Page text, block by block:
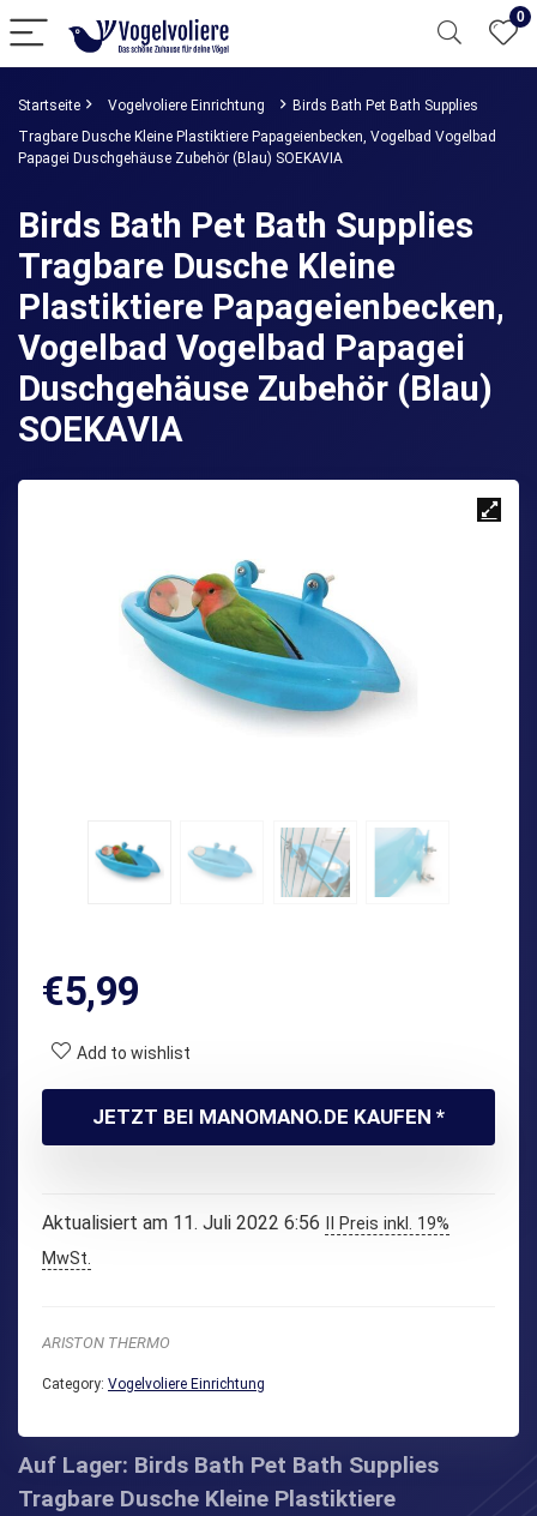
0
Startseite Vogelvoliere Einrichtung
Birds Bath Pet Bath Supplies
Tragbare Dusche Kleine Plastiktiere Papageienbecken, Vogelbad Vogelbad
Papagei Duschgehäuse Zubehör (Blau) SOEKAVIA
Birds Bath Pet Bath Supplies
Tragbare Dusche Kleine
Plastiktiere Papageienbecken,
Vogelbad Vogelbad Papagei
Duschgehäuse Zubehör (Blau)
SOEKAVIA
€5,99
Add to wishlist
JETZT BEI MANOMANO.DE KAUFEN *
Aktualisiert am 11. Juli 2022 6:56
II Preis inkl. 19%
MwSt.
ARISTON THERMO
Category: Vogelvoliere Einrichtung
Auf Lager: Birds Bath Pet Bath Supplies
Tragbare Dusche Kleine Plastiktiere